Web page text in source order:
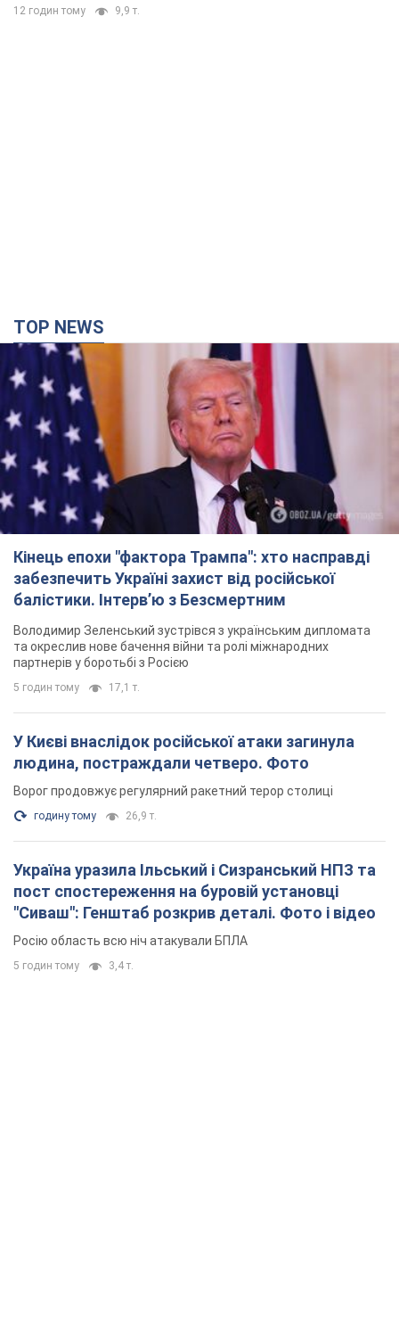
12 годин тому 9,9 т.
TOP NEWS
Кінець епохи "фактора Трампа": хто насправді
забезпечить Україні захист від російської
балістики. Інтерв’ю з Безсмертним
Володимир Зеленський зустрівся з українським дипломата
та окреслив нове бачення війни та ролі міжнародних
партнерів у боротьбі з Росією
5 годин тому 17,1 т.
У Києві внаслідок російської атаки загинула
людина, постраждали четверо. Фото
Ворог продовжує регулярний ракетний терор столиці
годину тому 26,9 т.
Україна уразила Ільський і Сизранський НПЗ та
пост спостереження на буровій установці
"Сиваш": Генштаб розкрив деталі. Фото і відео
Росію область всю ніч атакували БПЛА
5 годин тому 3,4 т.